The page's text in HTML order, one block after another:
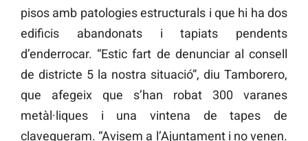
pisos amb patologies estructurals i que hi ha dos
edificis abandonats i tapiats pendents
d’enderrocar. “Estic fart de denunciar al consell
de districte 5 la nostra situació”, diu Tamborero,
que afegeix que s’han robat 300 varanes
metàl·liques i una vintena de tapes de
clavegueram. “Avisem a l’Ajuntament i no venen.